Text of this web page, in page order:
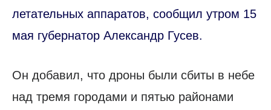
летательных аппаратов, сообщил утром 15
мая губернатор Александр Гусев.
Он добавил, что дроны были сбиты в небе
над тремя городами и пятью районами